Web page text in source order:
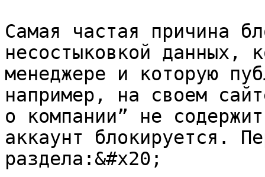
Самая частая причина
несостыковкой данных,
менеджере и которую
например, на своем
о компании” не
аккаунт блокируется.
раздела:&#x20;